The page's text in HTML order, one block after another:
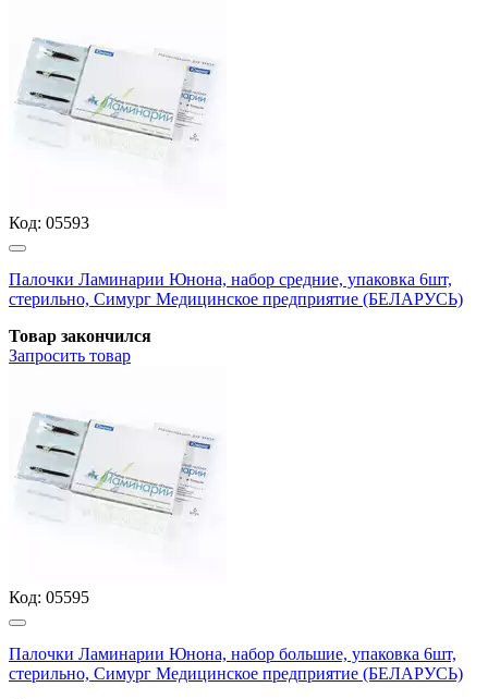
Код: 05593
Палочки Ламинарии Юнона, набор средние, упаковка 6шт,
стерильно, Симург Медицинское предприятие (БЕЛАРУСЬ)
Товар закончился
Запросить товар
Код: 05595
Палочки Ламинарии Юнона, набор большие, упаковка 6шт,
стерильно, Симург Медицинское предприятие (БЕЛАРУСЬ)